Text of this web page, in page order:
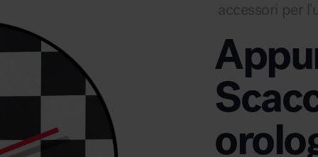
Area direzionale
accessori per